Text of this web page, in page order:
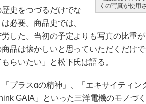
くの写真が使用
史をつづるだけでな
必要。商品史では、
した。当初の予定よりも写真の比重
品は懐かしいと思っていただくだけ
らいたい」と松下氏は語る。
プラスαの精神」、「エキサイティン
GAIA」といった三洋電機のモノづ